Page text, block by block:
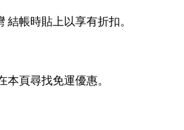
帳時貼上以享有折扣。
頁尋找免運優惠。